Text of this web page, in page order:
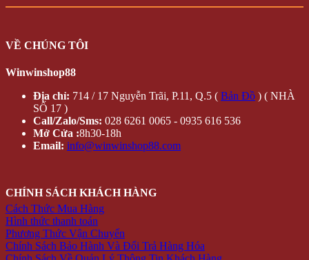
VỀ CHÚNG TÔI
Winwinshop88
Địa chỉ: 714 / 17 Nguyễn Trãi, P.11, Q.5 ( Bản Đồ ) ( NHÀ
SỐ 17 )
Call/Zalo/Sms: 028 6261 0065 - 0935 616 536
Mở Cửa :8h30-18h
Email: info@winwinshop88.com
CHÍNH SÁCH KHÁCH HÀNG
Cách Thức Mua Hàng
Hình thức thanh toán
Phương Thức Vận Chuyển
Chính Sách Bảo Hành Và Đổi Trả Hàng Hóa